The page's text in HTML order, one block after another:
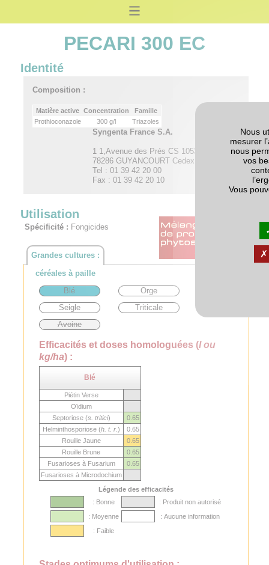
PECARI 300 EC
Identité
Composition :
Matière active Concentration
Famille
Prothioconazole
300 g/l Triazoles
Syngenta France S.A.
1 1,Avenue des Prés CS 10537
78286 GUYANCOURT Cedex
Tel : 01 39 42 20 00
Fax : 01 39 42 20 10
Utilisation
Spécificité : Fongicides
Grandes cultures :
céréales à paille
Blé
Orge
Seigle
Triticale
Avoine
Efficacités et doses homologuées (l ou
kg/ha) :
Blé
Piétin Verse
Oïdium
Septoriose (s. tritici)
0.65
Helminthosporiose (h. t. r. )
0.65
Rouille Jaune
0.65
Rouille Brune
0.65
Fusarioses à Fusarium
0.65
Fusarioses à Microdochium
Légende des efficacités
: Bonne
: Produit non autorisé
: Moyenne
: Aucune information
: Faible
Nous
mesurer
nous
vos
Vous